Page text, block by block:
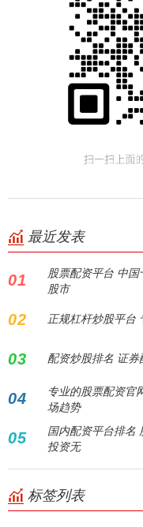
最近发表
01
股票配资平台 中
股市
02 正规杠杆炒股平台
03 配资炒股排名 证
04
专业的股票配资官
场趋势
05
国内配资平台排名
投资无
标签列表